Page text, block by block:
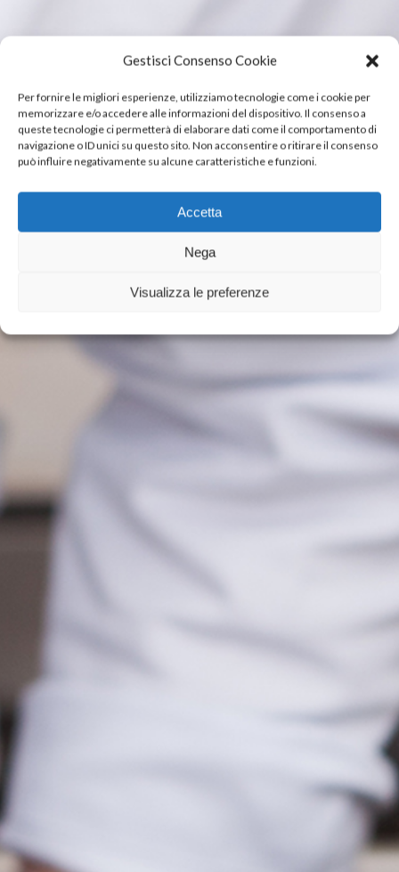
Gestisci Consenso Cookie
Per fornire le migliori esperienze, utilizziamo tecnologie come i cookie per
memorizzare e/o accedere alle informazioni del dispositivo. Il consenso a
queste tecnologie ci permetterà di elaborare dati come il comportamento di
navigazione o ID unici su questo sito. Non acconsentire o ritirare il consenso
può influire negativamente su alcune caratteristiche e funzioni.
Accetta
Nega
Visualizza le preferenze
SERVICE
INTERNAZIONALE
Per il mercato retail,
grande distribuzione e
ristorazione